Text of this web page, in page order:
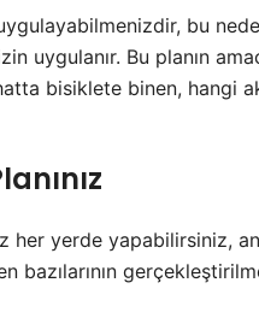
bu
uygulanır. Bu planın
bisiklete binen, hangi
her yerde yapabilirsiniz,
bazılarının